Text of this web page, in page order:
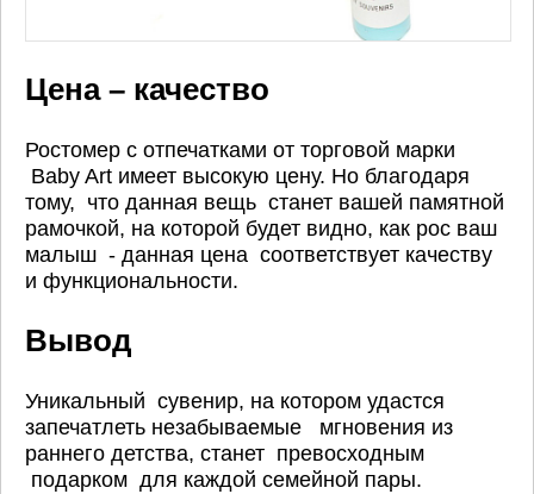
Цена – качество
Ростомер с отпечатками от торговой марки
Baby Art имеет высокую цену. Но благодаря
тому, что данная вещь станет вашей памятной
рамочкой, на которой будет видно, как рос ваш
малыш - данная цена соответствует качеству
и функциональности.
Вывод
Уникальный сувенир, на котором удастся
запечатлеть незабываемые мгновения из
раннего детства, станет превосходным
подарком для каждой семейной пары.